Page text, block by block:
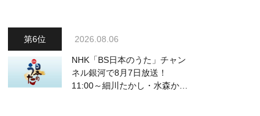
2026.08.06
NHK「BS日本のうた」チャン
ネル銀河で8月7日放送！
11:00～細川たかし・水森かお